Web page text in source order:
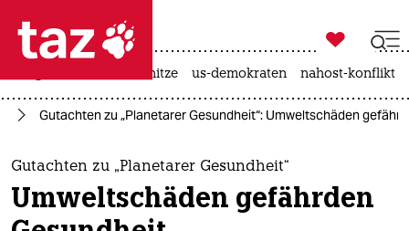
 taz zahl ich
taz zahl ich
themen
politik

taz zahl ich
hitze us-demokraten nahost-konflikt
Gutachten zu „Planetarer Gesundheit“: Umweltschäden
Gutachten zu „Planetarer Gesundheit“
Umweltschäden gefährden